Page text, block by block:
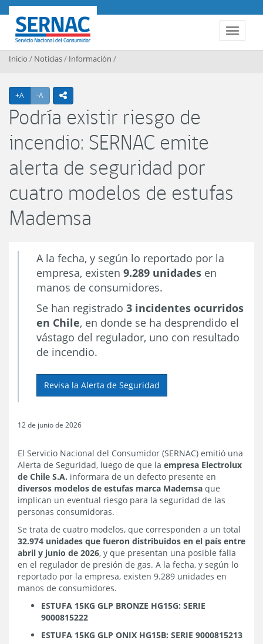
Contenido principal
Toggle
SERNAC
Inicio / Noticias/ Información /
+A Agrandar texto
-A Achicar textoicono compartir
Podría existir riesgo de
incendio: SERNAC emite
alerta de seguridad por
cuatro modelos de estufas
Mademsa
A la fecha, y según lo reportado por la
empresa, existen 9.289 unidades en
manos de consumidores.
Se han registrado 3 incidentes ocurridos
en Chile, en donde se ha desprendido el
vástago del regulador, uno con resultado
de incendio.
Revisa la Alerta de Seguridad
12 de junio de 2026
El Servicio Nacional del Consumidor (SERNAC) emitió una
Alerta de Seguridad, luego de que la empresa Electrolux
de Chile S.A. informara de un defecto presente en
diversos modelos de estufas marca Mademsa que
implican un eventual riesgo para la seguridad de las
personas consumidoras.
Se trata de cuatro modelos, que corresponden a un total
32.974 unidades que fueron distribuidos en el país entre
abril y junio de 2026, y que presentan una posible falla
en el regulador de presión de gas. A la fecha, y según lo
reportado por la empresa, existen 9.289 unidades en
manos de consumidores.
ESTUFA 15KG GLP BRONZE HG15G: SERIE
9000815222
ESTUFA 15KG GLP ONIX HG15B: SERIE 9000815213